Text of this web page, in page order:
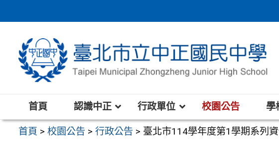
至
區
首頁 認識中正 行政單位 校園公告 學
首頁 >校園公告 >行政公告 > 臺北市114學年度第1學期系列